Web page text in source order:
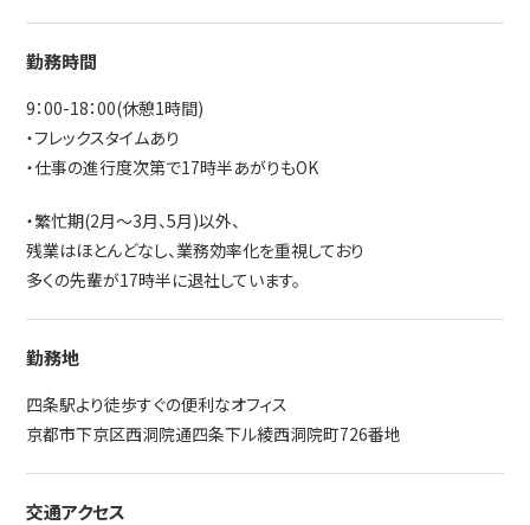
勤務時間
9：00-18：00(休憩1時間)
・フレックスタイムあり
・仕事の進行度次第で17時半あがりもOK
・繁忙期(2月～3月、5月)以外、
残業はほとんどなし、業務効率化を重視しており
多くの先輩が17時半に退社しています。
勤務地
四条駅より徒歩すぐの便利なオフィス
京都市下京区西洞院通四条下ル綾西洞院町726番地
交通アクセス